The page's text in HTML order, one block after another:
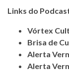
Links do
Vórtex
Brisa de
Alerta
Alerta